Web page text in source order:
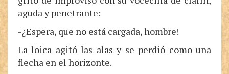
aguda y penetrante:
-¿Espera, que no está cargada, hombre!
La loica agitó las alas y se perdió como una
flecha en el horizonte.